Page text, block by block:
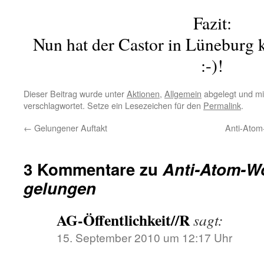
Fazit:
Nun hat der Castor in Lüneburg
:-)!
Dieser Beitrag wurde unterAktionen, Allgemein abgelegt und
verschlagwortet. Setze ein Lesezeichen für den Permalink.
← Gelungener Auftakt Anti-
3 Kommentare zuAnti-Atom-
gelungen
AG-Öffentlichkeit//Rsagt:
15. September 2010 um 12:17 Uhr